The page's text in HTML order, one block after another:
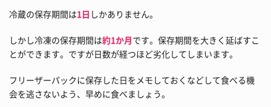
冷蔵の保存期間は1日 しかありません。
しかし冷凍の保存期間は約1か月です。保存期間を大きく延ばすこ
とができます。ですが日数が経つほど劣化してしまいます。
フリーザーパックに保存した日をメモしておくなどして食べる機
会を逃さないよう、早めに食べましょう。